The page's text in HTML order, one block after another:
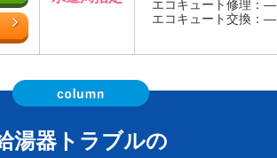
エコキュート修理：―
エコキュート交換：―
湯器トラブルの